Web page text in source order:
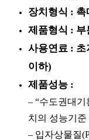
장치형식 :
제품형식 : 부
사용연료 : 초
이하)
제품성능 :
– “수도권대
치의 성능기준
– 입자상물질